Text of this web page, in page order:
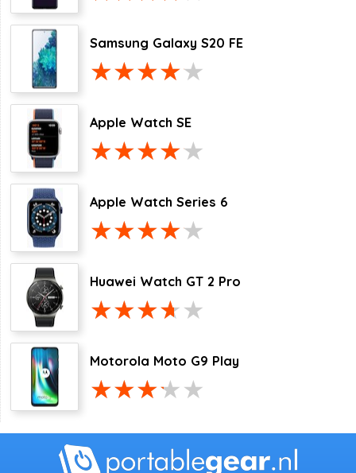
Samsung Galaxy S20 FE
Apple Watch SE
Apple Watch Series 6
Huawei Watch GT 2 Pro
Motorola Moto G9 Play